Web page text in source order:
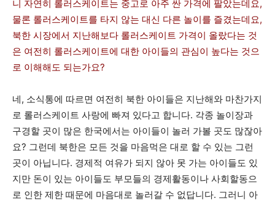
니 자연히 롤러스케이트는 중고로 아주 싼 가격에 팔았는데요,
물론 롤러스케이트를 타지 않는 대신 다른 놀이를 즐겼는데요,
북한 시장에서 지난해보다 롤러스케이트 가격이 올랐다는 것
은 여전히 롤러스케이트에 대한 아이들의 관심이 높다는 것으
로 이해해도 되는가요?
네, 소식통에 따르면 여전히 북한 아이들은 지난해와 마찬가지
로 롤러스케이트 사랑에 빠져 있다고 합니다. 각종 놀이장과
구경할 곳이 많은 한국에서는 아이들이 놀러 가볼 곳도 많잖아
요? 그런데 북한은 모든 것을 마음먹은 대로 할 수 있는 그런
곳이 아닙니다. 경제적 여유가 되지 않아 못 가는 아이들도 있
지만 돈이 있는 아이들도 부모들의 경제활동이나 사회할동으
로 인한 제한 때문에 마음대로 놀러갈 수 없답니다. 그러니 아